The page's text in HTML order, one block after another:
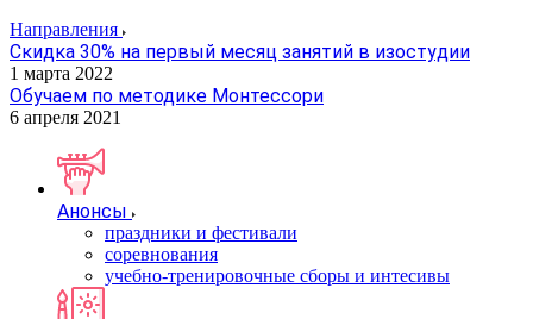
Направления
Скидка 30% на первый месяц занятий в изостудии
1 марта 2022
Обучаем по методике Монтессори
6 апреля 2021
Анонсы
праздники и фестивали
соревнования
учебно-тренировочные сборы и интесивы